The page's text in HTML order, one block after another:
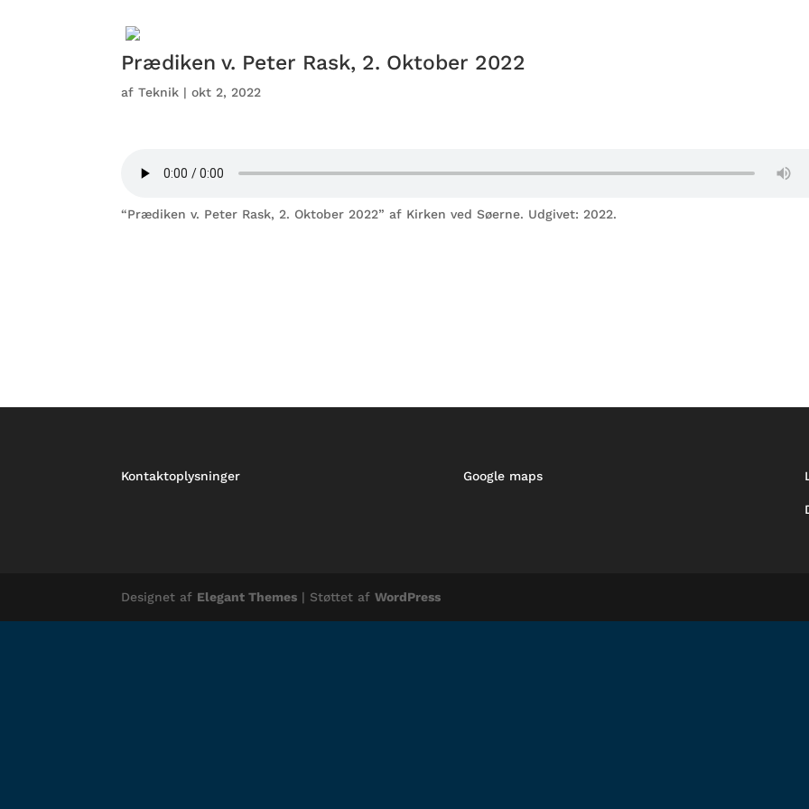
Prædiken v. Peter Rask, 2. Oktober 2022
afTeknik |okt 2, 2022
“Prædiken v. Peter Rask, 2. Oktober 2022” af Kirken ved Søerne. Udgivet: 2022.
Kontaktoplysninger Google maps
Designet af Elegant Themes | Støttet afWordPress